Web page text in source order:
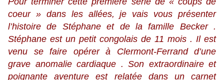
coeur » dans les allées, je vais vous présenter
l’histoire de Stéphane et de la famille Becker .
Stéphane est un petit congolais de 11 mois . Il est
venu se faire opérer à Clermont-Ferrand d’une
grave anomalie cardiaque . Son extraordinaire et
poignante aventure est relatée dans un carnet